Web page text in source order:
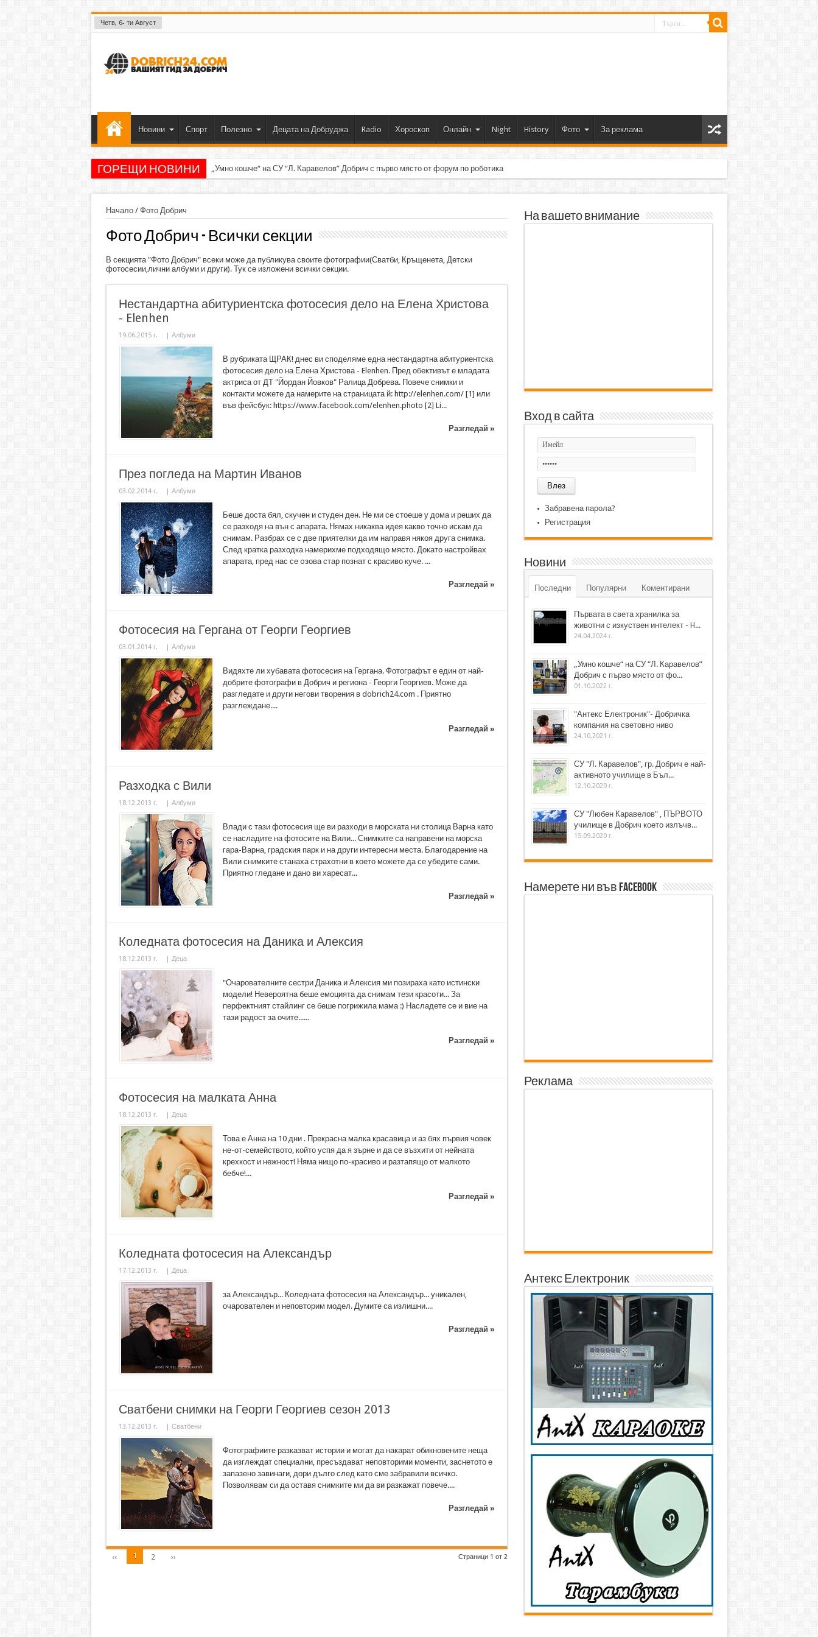
Четв, 6- ти Август
Новини Спорт Полезно Децата на Добруджа Radio Хороскоп Онлайн Night History Фото За реклама
ГОРЕЩИ НОВИНИ „Умно кошче“ на СУ “Л. Каравелов” Добрич с първо място от форум по роботика
Начало/ Фото Добрич
Фото Добрич - Всички секции
В секцията "Фото Добрич" всеки може да публикува своите фотографии(Сватби, Кръщенета, Детски
фотосесии,лични албуми и други). Тук се изложени всички секции.
Нестандартна абитуриентска фотосесия дело на Елена Христова
- Elenhen
19.06.2015 г. | Албуми
В рубриката ЩРАК! днес ви споделяме една нестандартна абитуриентска
фотосесия дело на Елена Христова - Elenhen. Пред обективът е младата
актриса от ДТ "Йордан Йовков" Ралица Добрева. Повече снимки и
контакти можете да намерите на страницата й: http://elenhen.com/ [1] или
във фейсбук: https://www.facebook.com/elenhen.photo [2] Li...
Разгледай »
През погледа на Мартин Иванов
03.02.2014 г. | Албуми
Беше доста бял, скучен и студен ден. Не ми се стоеше у дома и реших да
се разходя на вън с апарата. Нямах никаква идея какво точно искам да
снимам. Разбрах се с две приятелки да им направя някоя друга снимка.
След кратка разходка намерихме подходящо място. Докато настройвах
апарата, пред нас се oзова стар познат с красиво куче. ...
Разгледай »
Фотосесия на Гергана от Георги Георгиев
03.01.2014 г. | Албуми
Видяхте ли хубавата фотосесия на Гергана. Фотографът е един от най-
добрите фотографи в Добрич и региона - Георги Георгиев. Може да
разгледате и други негови творения в dobrich24.com . Приятно
разглеждане....
Разгледай »
Разходка с Вили
18.12.2013 г. | Албуми
Влади с тази фотосесия ще ви разходи в морската ни столица Варна като
се насладите на фотосите на Вили... Снимките са направени на морска
гара-Варна, градския парк и на други интересни места. Благодарение на
Вили снимките станаха страхотни в което можете да се убедите сами.
Приятно гледане и дано ви харесат...
Разгледай »
Коледната фотосесия на Даника и Алексия
18.12.2013 г. | Деца
"Очарователните сестри Даника и Алексия ми позираха като истински
модели! Невероятна беше емоцията да снимам тези красоти... За
перфектният стайлинг се беше погрижила мама :) Насладете се и вие на
тази радост за очите......
Разгледай »
Фотосесия на малката Анна
18.12.2013 г. | Деца
Това е Анна на 10 дни . Прекрасна малка красавица и аз бях първия човек
не-от-семейството, който успя да я зърне и да се възхити от нейната
крехкост и нежност! Няма нищо по-красиво и разтапящо от малкото
бебче!...
Разгледай »
Коледната фотосесия на Александър
17.12.2013 г. | Деца
за Александър... Коледната фотосесия на Александър... уникален,
очарователен и неповторим модел. Думите са излишни....
Разгледай »
Сватбени снимки на Георги Георгиев сезон 2013
13.12.2013 г. | Сватбени
Фотографиите разказват истории и могат да накарат обикновените неща
да изглеждат специални, пресъздават неповторими моменти, заснетото е
запазено завинаги, дори дълго след като сме забравили всичко.
Позволявам си да оставя снимките ми да ви разкажат повече....
Разгледай »
Страници 1 от 2
‹‹ 1 2 ››
На вашето внимание
Вход в сайта
Забравена парола?
Регистрация
Новини
Последни Популярни Коментирани
Първата в света хранилка за
животни с изкуствен интелект - H...
24.04.2024 г.
„Умно кошче“ на СУ “Л. Каравелов”
Добрич с първо място от фо...
01.10.2022 г.
"Антекс Електроник"- Добричка
компания на световно ниво
24.10.2021 г.
СУ "Л. Каравелов", гр. Добрич е най-
активното училище в Бъл...
12.10.2020 г.
СУ "Любен Каравелов" , ПЪРВОТО
училище в Добрич което излъчв...
15.09.2020 г.
Намерете ни във Facebook
Реклама
Антекс Електроник